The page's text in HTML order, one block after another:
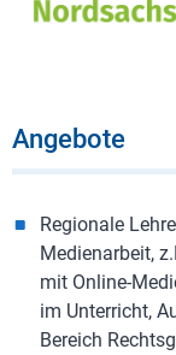
Angebote
Regionale
Medienarbeit,
mit Online-
im Unterricht,
Bereich